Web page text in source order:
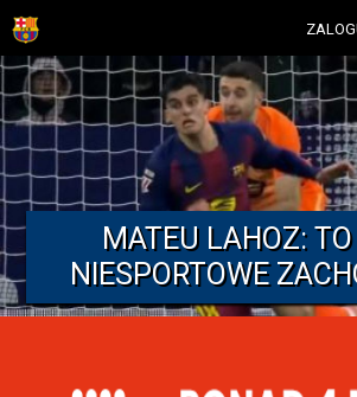
MATEU LAHOZ:
NIESPORTOWE